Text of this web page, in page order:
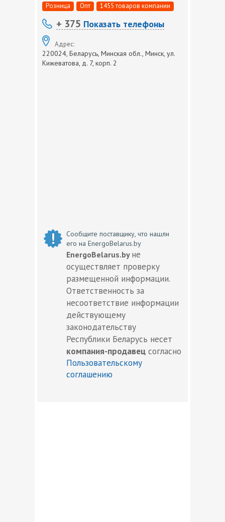
Розница Опт 1455 товаров компании
+ 375 Показать телефоны
Адрес:
220024, Беларусь, Минская обл., Минск, ул.
Кижеватова, д. 7, корп. 2
Сообщите поставщику, что нашли
его на EnergoBelarus.by
EnergoBelarus.by не
осуществляет проверку
размещенной информации.
Ответственность за
несоответствие информации
действующему
законодательству
Республики Беларусь несет
компания-продавец согласно
Пользовательскому
соглашению